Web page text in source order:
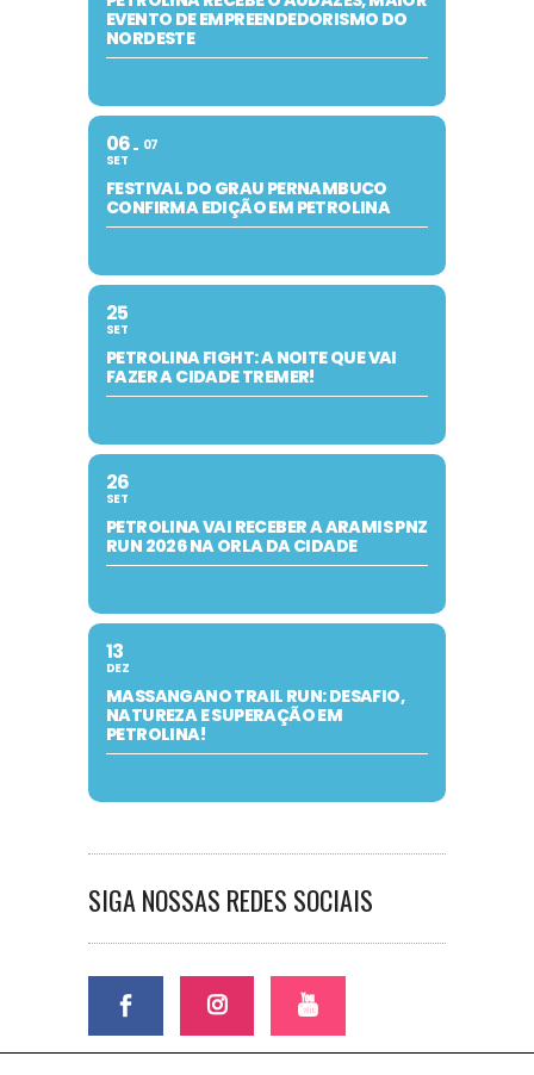
EVENTO DE EMPREENDEDORISMO DO
NORDESTE
06
SET
07
FESTIVAL DO GRAU PERNAMBUCO
CONFIRMA EDIÇÃO EM PETROLINA
25
SET
PETROLINA FIGHT: A NOITE QUE VAI
FAZER A CIDADE TREMER!
26
SET
PETROLINA VAI RECEBER A ARAMIS PNZ
RUN 2026 NA ORLA DA CIDADE
13
DEZ
MASSANGANO TRAIL RUN: DESAFIO,
NATUREZA E SUPERAÇÃO EM
PETROLINA!
SIGA NOSSAS REDES SOCIAIS